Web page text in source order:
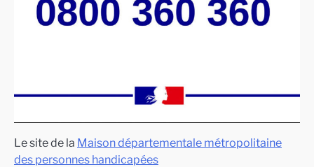
Le site de la Maison départementale métropolitaine
des personnes handicapées